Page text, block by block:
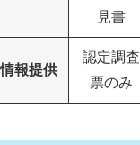
見書
報提供
認定調査
票のみ